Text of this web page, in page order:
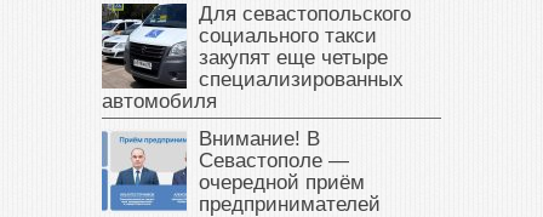
Для севастопольского
социального такси
закупят еще четыре
специализированных
автомобиля
Внимание! В
Севастополе —
очередной приём
предпринимателей